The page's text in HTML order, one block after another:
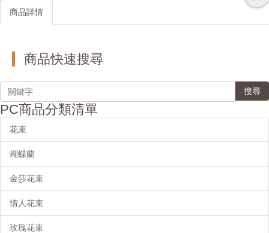
商品詳情
商品快速搜尋
搜尋
PC商品分類清單
花束
蝴蝶蘭
金莎花束
情人花束
玫瑰花束